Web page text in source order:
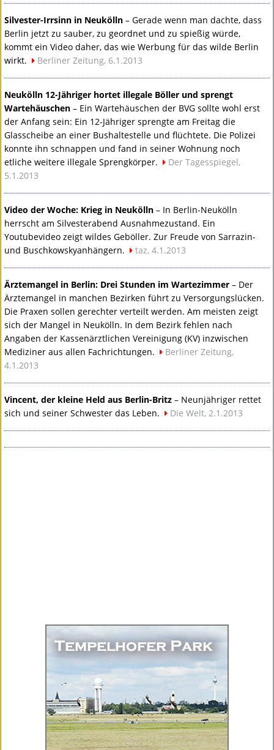
Silvester-Irrsinn in Neukölln – Gerade wenn man dachte, dass
Berlin jetzt zu sauber, zu geordnet und zu spießig würde,
kommt ein Video daher, das wie Werbung für das wilde Berlin
wirkt.
Berliner Zeitung, 6.1.2013
Neukölln 12-Jähriger hortet illegale Böller und sprengt
Wartehäuschen – Ein Wartehäuschen der BVG sollte wohl erst
der Anfang sein: Ein 12-Jähriger sprengte am Freitag die
Glasscheibe an einer Bushaltestelle und flüchtete. Die Polizei
konnte ihn schnappen und fand in seiner Wohnung noch
etliche weitere illegale Sprengkörper.
Der Tagesspiegel,
5.1.2013
Video der Woche: Krieg in Neukölln – In Berlin-Neukölln
herrscht am Silvesterabend Ausnahmezustand. Ein
Youtubevideo zeigt wildes Geböller. Zur Freude von Sarrazin-
und Buschkowskyanhängern.
taz, 4.1.2013
Ärztemangel in Berlin: Drei Stunden im Wartezimmer – Der
Ärztemangel in manchen Bezirken führt zu Versorgungslücken.
Die Praxen sollen gerechter verteilt werden. Am meisten zeigt
sich der Mangel in Neukölln. In dem Bezirk fehlen nach
Angaben der Kassenärztlichen Vereinigung (KV) inzwischen
Mediziner aus allen Fachrichtungen.
Berliner Zeitung,
4.1.2013
Vincent, der kleine Held aus Berlin-Britz – Neunjähriger rettet
sich und seiner Schwester das Leben.
Die Welt, 2.1.2013